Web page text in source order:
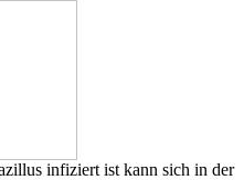
infiziert ist kann sich in der